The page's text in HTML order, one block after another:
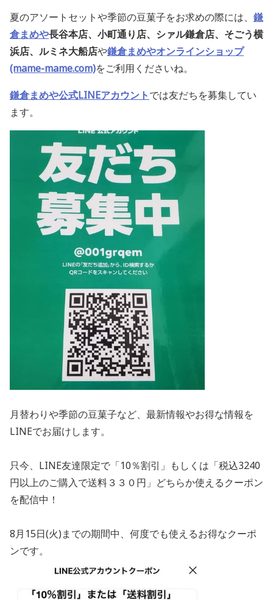
夏のアソートセットや季節の豆菓子をお求めの際には、 鎌
倉まめや長谷本店、小町通り店、シァル鎌倉店、そごう横
浜店、ルミネ大船店や鎌倉まめやオンラインショップ
(mame-mame.com)をご利用くださいね。
鎌倉まめや公式LINEアカウントでは友だちを募集してい
ます。
月替わりや季節の豆菓子など、最新情報やお得な情報を
LINEでお届けします。
只今、LINE友達限定で「10％割引」もしくは「税込3240
円以上のご購入で送料３３０円」どちらか使えるクーポン
を配信中！
8月15日(火)までの期間中、何度でも使えるお得なクーポ
ンです。